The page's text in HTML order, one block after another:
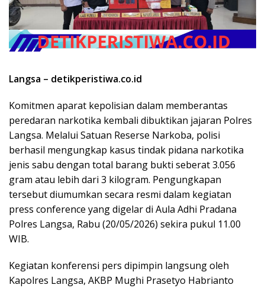
Langsa – detikperistiwa.co.id
Komitmen aparat kepolisian dalam memberantas
peredaran narkotika kembali dibuktikan jajaran Polres
Langsa. Melalui Satuan Reserse Narkoba, polisi
berhasil mengungkap kasus tindak pidana narkotika
jenis sabu dengan total barang bukti seberat 3.056
gram atau lebih dari 3 kilogram. Pengungkapan
tersebut diumumkan secara resmi dalam kegiatan
press conference yang digelar di Aula Adhi Pradana
Polres Langsa, Rabu (20/05/2026) sekira pukul 11.00
WIB.
Kegiatan konferensi pers dipimpin langsung oleh
Kapolres Langsa, AKBP Mughi Prasetyo Habrianto